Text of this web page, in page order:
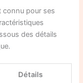
connu pour ses
des détails
Détails